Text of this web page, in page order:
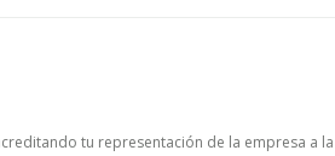
tu representación de la empresa a la